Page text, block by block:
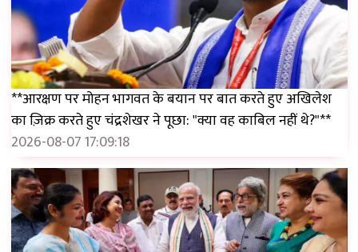
**आरक्षण पर मोहन भागवत के बयान पर बात करते हुए अखिलेश
का ज़िक्र करते हुए चंद्रशेखर ने पूछा: "क्या वह काबिल नहीं थे?"**
2026-08-07 17:09:18